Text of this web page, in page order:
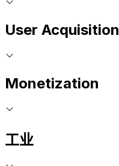
User Acquisition
Monetization
工业